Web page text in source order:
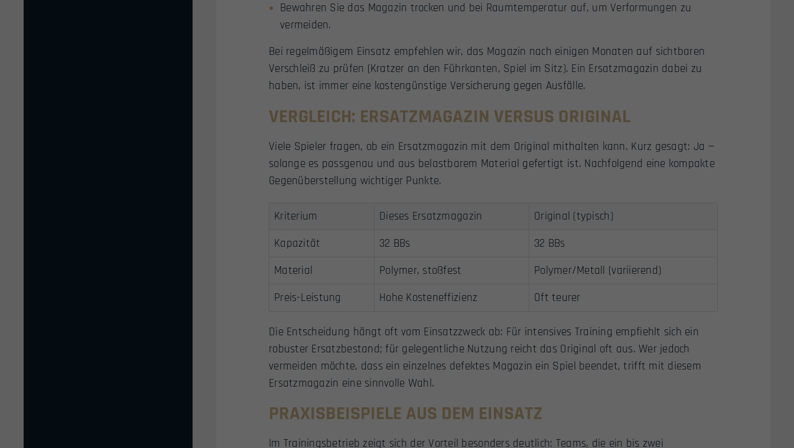
Bewahren Sie das Magazin trocken und bei Raumtemperatur auf, um Verformungen zu
vermeiden.
Bei regelmäßigem Einsatz empfehlen wir, das Magazin nach einigen Monaten auf sichtbaren
Verschleiß zu prüfen (Kratzer an den Führkanten, Spiel im Sitz). Ein Ersatzmagazin dabei zu
haben, ist immer eine kostengünstige Versicherung gegen Ausfälle.
VERGLEICH: ERSATZMAGAZIN VERSUS ORIGINAL
Viele Spieler fragen, ob ein Ersatzmagazin mit dem Original mithalten kann. Kurz gesagt: Ja —
solange es passgenau und aus belastbarem Material gefertigt ist. Nachfolgend eine kompakte
Gegenüberstellung wichtiger Punkte.
Kriterium Dieses Ersatzmagazin
Original (typisch)
Kapazität
32 BBs
32 BBs
Material
Polymer, stoßfest
Polymer/Metall (variierend)
Preis-Leistung
Hohe Kosteneffizienz Oft teurer
Die Entscheidung hängt oft vom Einsatzzweck ab: Für intensives Training empfiehlt sich ein
robuster Ersatzbestand; für gelegentliche Nutzung reicht das Original oft aus. Wer jedoch
vermeiden möchte, dass ein einzelnes defektes Magazin ein Spiel beendet, trifft mit diesem
Ersatzmagazin eine sinnvolle Wahl.
PRAXISBEISPIELE AUS DEM EINSATZ
Im Trainingsbetrieb zeigt sich der Vorteil besonders deutlich: Teams, die ein bis zwei